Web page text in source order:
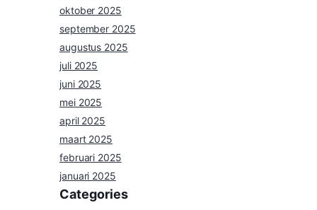
oktober 2025
september 2025
augustus 2025
juli 2025
juni 2025
mei 2025
april 2025
maart 2025
februari 2025
januari 2025
Categories